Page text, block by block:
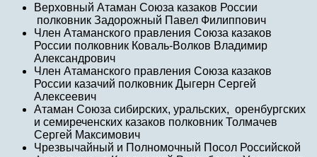
Верховный Атаман Союза казаков России
полковник Задорожный Павел Филиппович
Член Атаманского правления Союза казаков
России полковник Коваль-Волков Владимир
Александрович
Член Атаманского правления Союза казаков
России казачий полковник Дыгерн Сергей
Алексеевич
Атаман Союза сибирских, уральских, оренбургских
и семиреченских казаков полковник Толмачев
Сергей Максимович
Чрезвычайный и Полномочный Посол Российской